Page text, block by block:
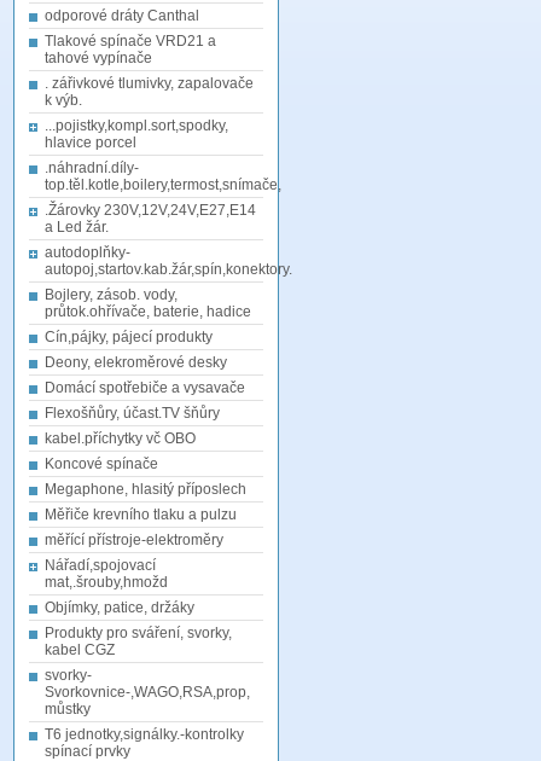
odporové dráty Canthal
Tlakové spínače VRD21 a
tahové vypínače
. zářivkové tlumivky, zapalovače
k výb.
...pojistky,kompl.sort,spodky,
hlavice porcel
.náhradní.díly-
top.těl.kotle,boilery,termost,snímače,
.Žárovky 230V,12V,24V,E27,E14
a Led žár.
autodoplňky-
autopoj,startov.kab.žár,spín,konektory.
Bojlery, zásob. vody,
průtok.ohřívače, baterie, hadice
Cín,pájky, pájecí produkty
Deony, elekroměrové desky
Domácí spotřebiče a vysavače
Flexošňůry, účast.TV šňůry
kabel.příchytky vč OBO
Koncové spínače
Megaphone, hlasitý příposlech
Měřiče krevního tlaku a pulzu
měřící přístroje-elektroměry
Nářadí,spojovací
mat,.šrouby,hmožd
Objímky, patice, držáky
Produkty pro sváření, svorky,
kabel CGZ
svorky-
Svorkovnice-,WAGO,RSA,prop,
můstky
T6 jednotky,signálky.-kontrolky
spínací prvky